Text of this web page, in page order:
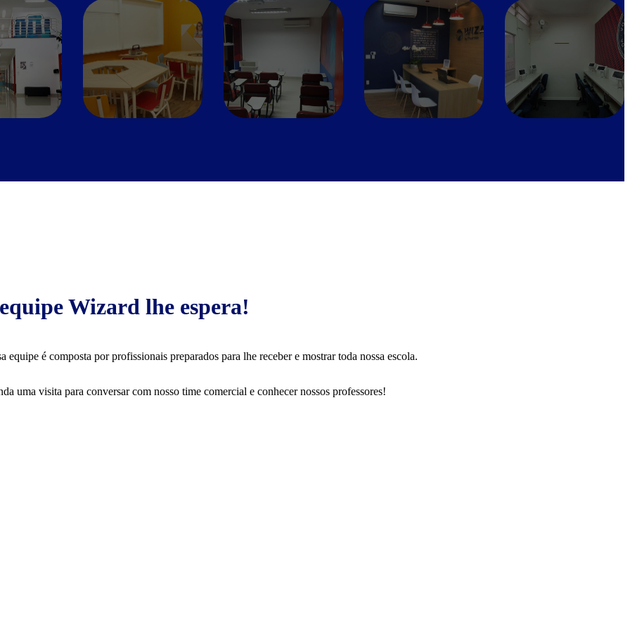
Wizard lhe espera!
equipe é composta por profissionais preparados para lhe receber e mostrar toda nossa escola.
uma visita para conversar com nosso time comercial e conhecer nossos professores!